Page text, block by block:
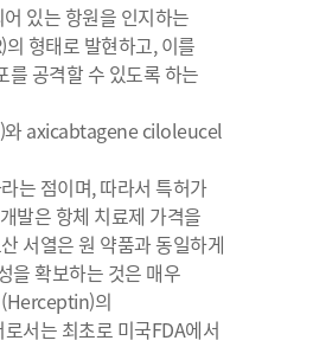
있는 항원을 인지하는
형태로 발현하고, 이를
를 공격할 수 있도록 하는
와 axicabtagene ciloleucel
는 점이며, 따라서 특허가
발은 항체 치료제 가격을
서열은 원 약품과 동일하게
확보하는 것은 매우
의
서는 최초로 미국FDA에서